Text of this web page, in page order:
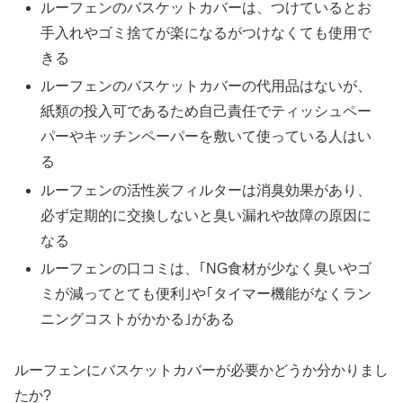
ルーフェンのバスケットカバーは、つけているとお
手入れやゴミ捨てが楽になるがつけなくても使用で
きる
ルーフェンのバスケットカバーの代用品はないが、
紙類の投入可であるため自己責任でティッシュペー
パーやキッチンペーパーを敷いて使っている人はい
る
ルーフェンの活性炭フィルターは消臭効果があり、
必ず定期的に交換しないと臭い漏れや故障の原因に
なる
ルーフェンの口コミは、｢NG食材が少なく臭いやゴ
ミが減ってとても便利｣や｢タイマー機能がなくラン
ニングコストがかかる｣がある
ルーフェンにバスケットカバーが必要かどうか分かりまし
たか?